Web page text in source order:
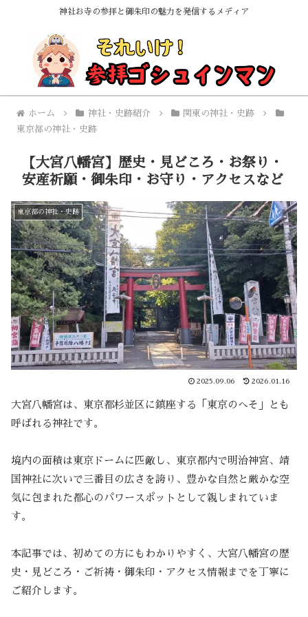
神社お寺の参拝と御朱印の魅力を発信するメディア
ホーム 神社・史跡紹介
関東の神社・史跡
東京都の神社・史跡
【大宮八幡宮】歴史・見どころ・お祭り・
安産祈願・御朱印・お守り・アクセスなど
東京都の神社・史跡
2025.09.06 2026.01.16
大宮八幡宮は、東京都杉並区に鎮座する「東京のへそ」とも
呼ばれる神社です。
境内の面積は東京ドームに匹敵し、東京都内で明治神宮、靖
国神社に次いで三番目の広さを誇り、豊かな自然と厳かな空
気に包まれた都心のパワースポットとして親しまれていま
す。
本記事では、初めての方にもわかりやすく、大宮八幡宮の歴
史・見どころ・ご祈祷・御朱印・アクセス情報までを丁寧に
ご紹介します。